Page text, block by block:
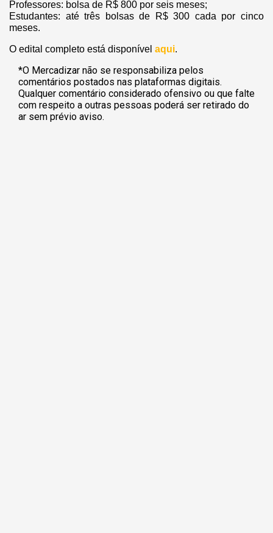
Professores: bolsa de R$ 800 por seis meses;
Estudantes: até três bolsas de R$ 300 cada por cinco
meses.
O edital completo está disponível aqui.
*O Mercadizar não se responsabiliza pelos
comentários postados nas plataformas digitais.
Qualquer comentário considerado ofensivo ou que falte
com respeito a outras pessoas poderá ser retirado do
ar sem prévio aviso.